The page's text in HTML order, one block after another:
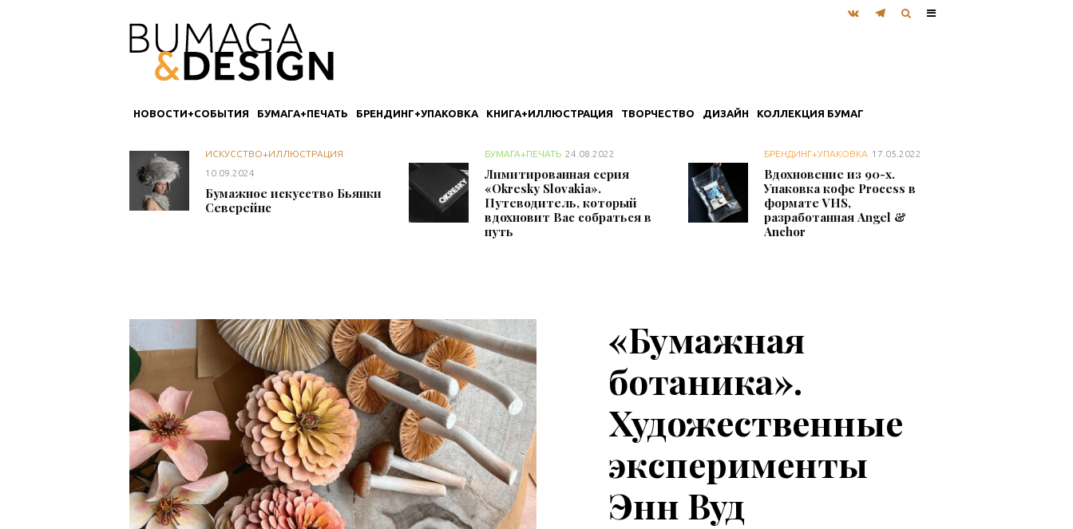
НОВОСТИ+СОБЫТИЯ БУМАГА+ПЕЧАТЬ БРЕНДИНГ+УПАКОВКА КНИГА+ИЛЛЮСТРАЦИЯ ТВОРЧЕСТВО ДИЗАЙН КОЛЛЕКЦИЯ БУМАГ
ИСКУССТВО+ИЛЛЮСТРАЦИЯ
10.09.2024
Бумажное искусство Бьянки
Северейнс
БУМАГА+ПЕЧАТЬ 24.08.2022
Лимитированная серия
«Okresky Slovakia».
Путеводитель, который
вдохновит Вас собраться в
путь
БРЕНДИНГ+УПАКОВКА 17.05.2022
Вдохновение из 90-х.
Упаковка кофе Process в
формате VHS,
разработанная Angel &
Anchor
«Бумажная
ботаника».
Художественные
эксперименты
Энн Вуд